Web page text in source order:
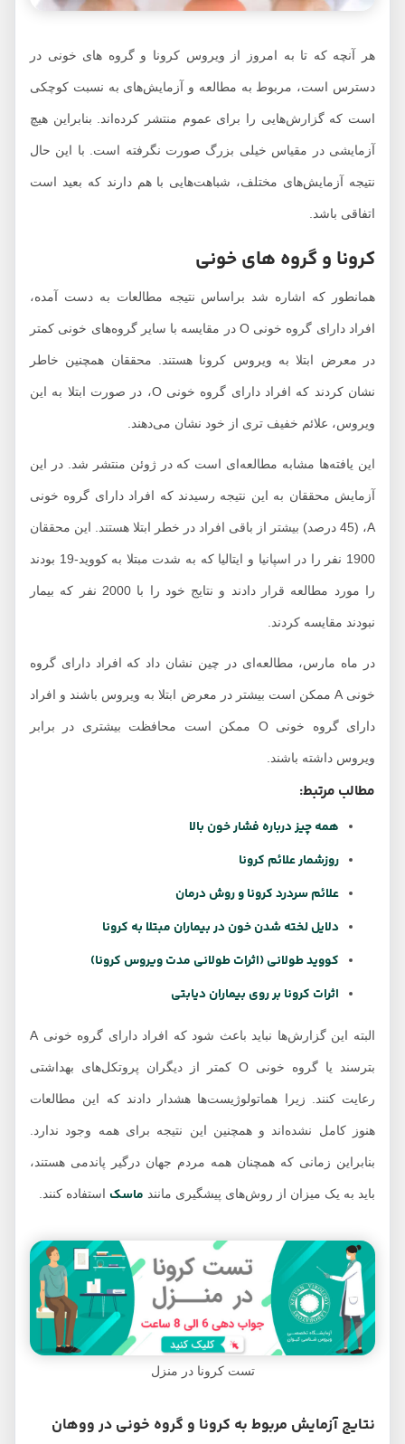
هر آنچه که تا به امروز از ویروس کرونا و گروه‌ های خونی در
دسترس است، مربوط به مطالعه و آزمایش‌های به نسبت کوچکی
است که گزارش‌هایی را برای عموم منتشر کرده‌اند. بنابراین هیچ
آزمایشی در مقیاس خیلی بزرگ صورت نگرفته است. با این حال
نتیجه آزمایش‌های مختلف، شباهت‌هایی با هم دارند که بعید است
اتفاقی باشد.
کرونا و گروه ‌های خونی
همانطور که اشاره شد براساس نتیجه مطالعات به دست آمده،
افراد دارای گروه خونی O در مقایسه با سایر گروه‌های خونی کمتر
در معرض ابتلا به ویروس کرونا هستند. محققان همچنین خاطر
نشان کردند که افراد دارای گروه خونی O، در صورت ابتلا به این
ویروس، علائم خفیف تری از خود نشان می‌دهند.
این یافته‌ها مشابه مطالعه‌ای است که در ژوئن منتشر شد. در این
آزمایش محققان به این نتیجه رسیدند که افراد دارای گروه خونی
A، (45 درصد) بیشتر از باقی افراد در خطر ابتلا هستند. این محققان
1900 نفر را در اسپانیا و ایتالیا که به شدت مبتلا به کووید-19 بودند
را مورد مطالعه قرار دادند و نتایج خود را با 2000 نفر که بیمار
نبودند مقایسه کردند.
در ماه مارس، مطالعه‌ای در چین نشان داد که افراد دارای گروه
خونی A ممکن است بیشتر در معرض ابتلا به ویروس باشند و افراد
دارای گروه خونی O ممکن است محافظت بیشتری در برابر
ویروس داشته باشند.
مطالب مرتبط:
همه چیز درباره فشار خون بالا
روزشمار علائم کرونا
علائم سردرد کرونا و روش درمان
دلایل لخته شدن خون در بیماران مبتلا به کرونا
کووید طولانی (اثرات طولانی مدت ویروس کرونا)
اثرات کرونا بر روی بیماران دیابتی
البته این گزارش‌ها نباید باعث شود که افراد دارای گروه خونی A
بترسند یا گروه خونی O کمتر از دیگران پروتکل‌های بهداشتی
رعایت کنند. زیرا هماتولوژیست‌ها هشدار دادند که این مطالعات
هنوز کامل نشده‌اند و همچنین این نتیجه برای همه وجود ندارد.
بنابراین زمانی که همچنان همه مردم جهان درگیر پاندمی هستند،
باید به یک میزان از روش‌های پیشگیری مانند ماسکاستفاده کنند.
تست کرونا در منزل
نتایج آزمایش مربوط به کرونا و گروه خونی در ووهان